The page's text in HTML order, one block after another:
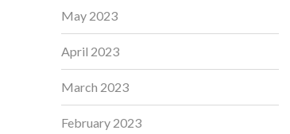
May 2023
April 2023
March 2023
February 2023